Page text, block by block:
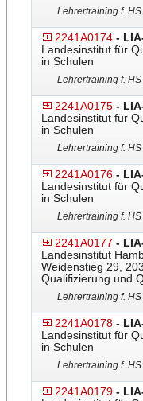
Lehrertraining f.
2241A0174 -
Landesinstitut für
in Schulen
Lehrertraining f.
2241A0175 -
Landesinstitut für
in Schulen
Lehrertraining f.
2241A0176 -
Landesinstitut für
in Schulen
Lehrertraining f.
2241A0177 -
Landesinstitut
Weidenstieg 29,
Qualifizierung und
Lehrertraining f.
2241A0178 -
Landesinstitut für
in Schulen
Lehrertraining f.
2241A0179 -